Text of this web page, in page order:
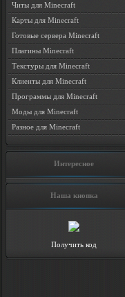
Читы для Minecraft
Карты для Minecraft
Готовые сервера Minecraft
Плагины Minecraft
Текстуры для Minecraft
Клиенты для Minecraft
Программы для Minecraft
Моды для Minecraft
Разное для Minecraft
Интересное
Наша кнопка
Получить код